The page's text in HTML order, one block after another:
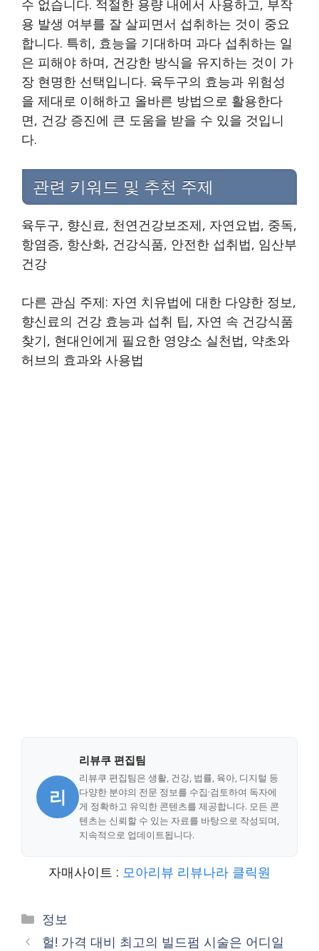
수 없습니다. 적절한 용량 내에서 사용하고, 부작
용 발생 여부를 잘 살피면서 섭취하는 것이 중요
합니다. 특히, 효능을 기대하며 과다 섭취하는 일
은 피해야 하며, 건강한 방식을 유지하는 것이 가
장 현명한 선택입니다. 육두구의 효능과 위험성
을 제대로 이해하고 올바른 방법으로 활용한다
면, 건강 증진에 큰 도움을 받을 수 있을 것입니
다.
관련 키워드 및 추천 주제
육두구, 향신료, 천연건강보조제, 자연요법, 중독,
항염증, 항산화, 건강식품, 안전한 섭취법, 임산부
건강
다른 관심 주제: 자연 치유법에 대한 다양한 정보,
향신료의 건강 효능과 섭취 팁, 자연 속 건강식품
찾기, 현대인에게 필요한 영양소 실천법, 약초와
허브의 효과와 사용법
리
리뷰쿠 편집팀
리뷰쿠 편집팀은 생활, 건강, 법률, 육아, 디지털 등
다양한 분야의 전문 정보를 수집·검토하여 독자에
게 정확하고 유익한 콘텐츠를 제공합니다. 모든 콘
텐츠는 신뢰할 수 있는 자료를 바탕으로 작성되며,
지속적으로 업데이트됩니다.
자매사이트 : 모아리뷰 리뷰나라 클릭원
Categories
정보
헐! 가격 대비 최고의 빌드펌 시술은 어디일